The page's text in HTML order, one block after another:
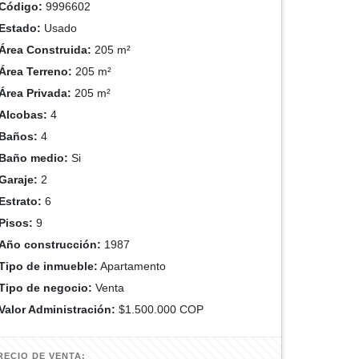
9996602
Usado
Construida: 205 m²
Terreno: 205 m²
Privada: 205 m²
4
4
medio: Si
2
6
9
construcción: 1987
de inmueble: Apartamento
de negocio: Venta
Administración: $1.500.000 COP
DE VENTA: